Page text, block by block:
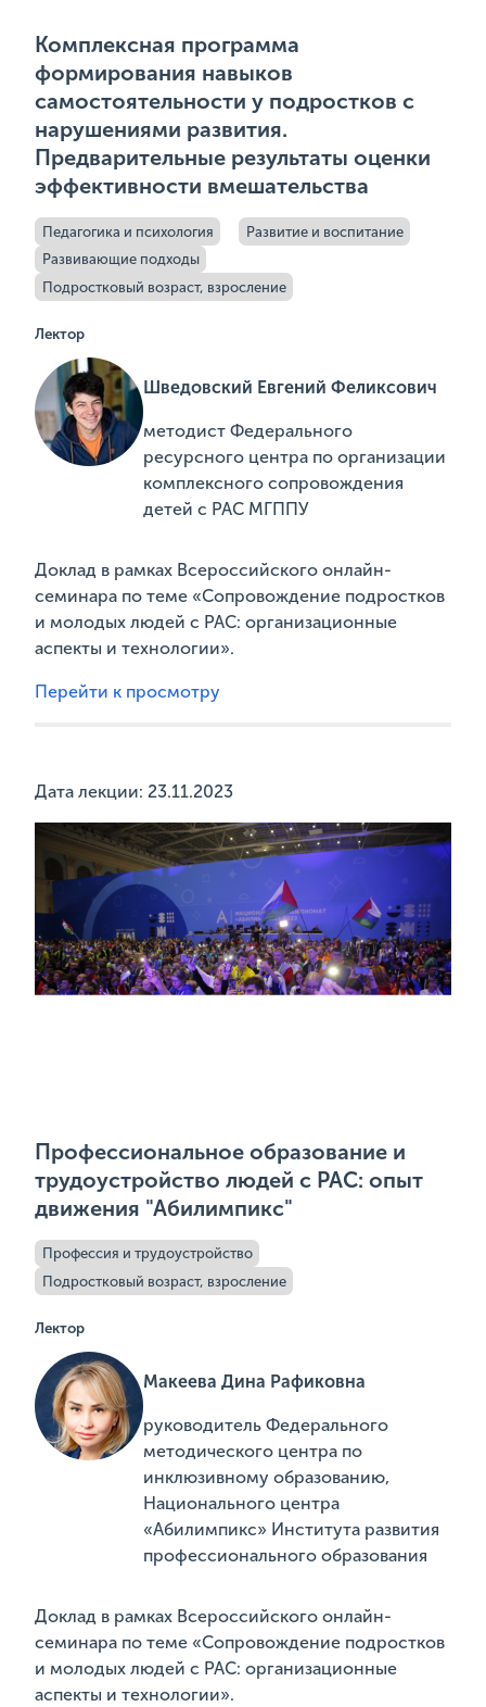
Комплексная программа
формирования навыков
самостоятельности у подростков с
нарушениями развития.
Предварительные результаты оценки
эффективности вмешательства
Педагогика и психология
Развитие и воспитание
Развивающие подходы
Подростковый возраст, взросление
Лектор
Шведовский Евгений Феликсович
методист Федерального
ресурсного центра по организации
комплексного сопровождения
детей с РАС МГППУ
Доклад в рамках Всероссийского онлайн-
семинара по теме «Сопровождение подростков
и молодых людей с РАС: организационные
аспекты и технологии».
Перейти к просмотру
Дата лекции: 23.11.2023
Профессиональное образование и
трудоустройство людей с РАС: опыт
движения "Абилимпикс"
Профессия и трудоустройство
Подростковый возраст, взросление
Лектор
Макеева Дина Рафиковна
руководитель Федерального
методического центра по
инклюзивному образованию,
Национального центра
«Абилимпикс» Института развития
профессионального образования
Доклад в рамках Всероссийского онлайн-
семинара по теме «Сопровождение подростков
и молодых людей с РАС: организационные
аспекты и технологии».